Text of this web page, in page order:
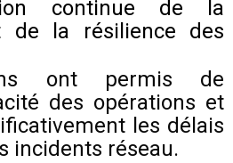
continue de la
de la résilience des
ont permis de
des opérations et
les délais
incidents réseau.